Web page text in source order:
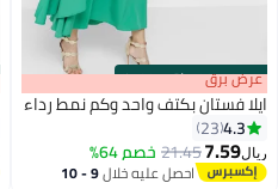
00m:00s
·باقي 100% عرض برق
ايلا فستان بكتف واحد وكم نمط رداء
4.3
23
ريال7.59
21.45خصم 64%
احصل عليه خلال 9 - 10